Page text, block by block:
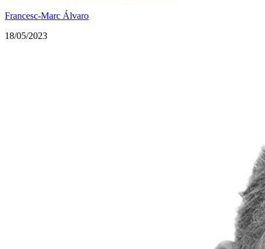
Francesc-Marc Álvaro
18/05/2023